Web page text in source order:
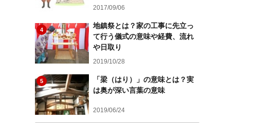
2017/09/06
4
地鎮祭とは？家の工事に先立っ
て行う儀式の意味や経費、流れ
や日取り
2019/10/28
5
「梁（はり）」の意味とは？実
は奥が深い言葉の意味
2019/06/24